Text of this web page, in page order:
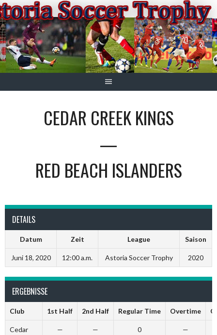
Springe
zum
Inhalt
CEDAR CREEK KINGS
—
RED BEACH ISLANDERS
DETAILS
Datum Zeit League Saison
Juni 18, 2020 12:00 a.m. Astoria Soccer Trophy 2020
ERGEBNISSE
Club 1st Half 2nd Half Regular Time Overtime
Cedar
— — 0 —